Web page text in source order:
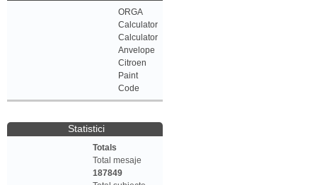
ORGA
Calculator
Calculator
Anvelope
Citroen
Paint
Code
Statistici
Totals
Total mesaje
187849